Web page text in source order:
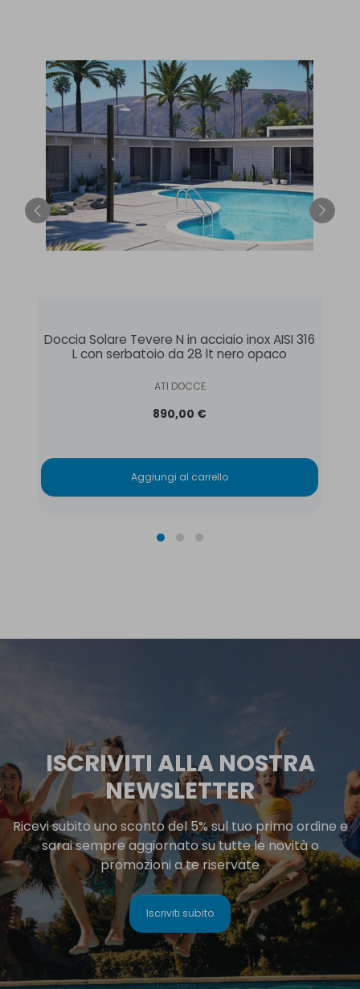
Doccia Solare Tevere N in acciaio inox AISI 316
L con serbatoio da 28 lt nero opaco
ATI DOCCE
890,00 €
Aggiungi al carrello
ISCRIVITI ALLA NOSTRA
NEWSLETTER
Ricevi subito uno sconto del 5% sul tuo primo ordine e
sarai sempre aggiornato su tutte le novità o
promozioni a te riservate
Iscriviti subito